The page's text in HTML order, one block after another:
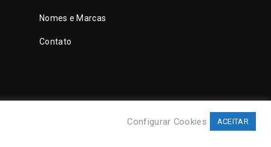
Nomes e Marcas
Contato
Configurar Cookies ACEITAR